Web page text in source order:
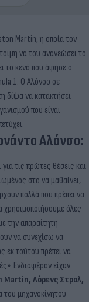
Martin, η οποία τον
να του ανανεώσει το
το κενό που άφησε ο
1. Ο Αλόνσο σε
δίψα να κατακτήσει
που είναι
Αλόνσο:
τις πρώτες θέσεις και
στο να μαθαίνει,
πολλά που πρέπει να
χρησιμοποιήσουμε όλες
την απαραίτητη
να συνεχίσω να
εκ τούτου πρέπει να
Ενδιαφέρον είχαν
Martin, Λόρενς Στρολ,
του μηχανοκίνητου